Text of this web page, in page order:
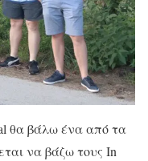
θα βάλω ένα από τα
να βάζω τους In